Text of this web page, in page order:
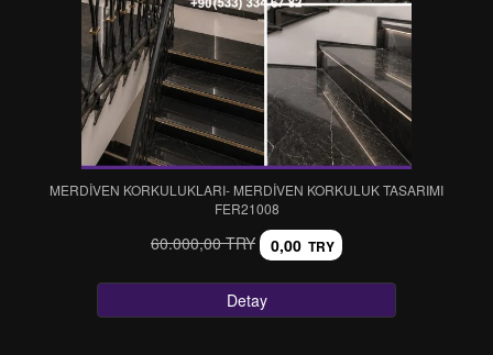
MERDİVEN KORKULUKLARI- MERDİVEN KORKULUK TASARIMI
FER21008
60.000,00 TRY 0,00 TRY
Detay